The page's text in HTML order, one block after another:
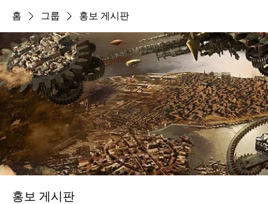
홈 그룹 홍보 게시판
홍보 게시판